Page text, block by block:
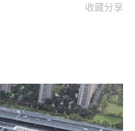
收藏分享